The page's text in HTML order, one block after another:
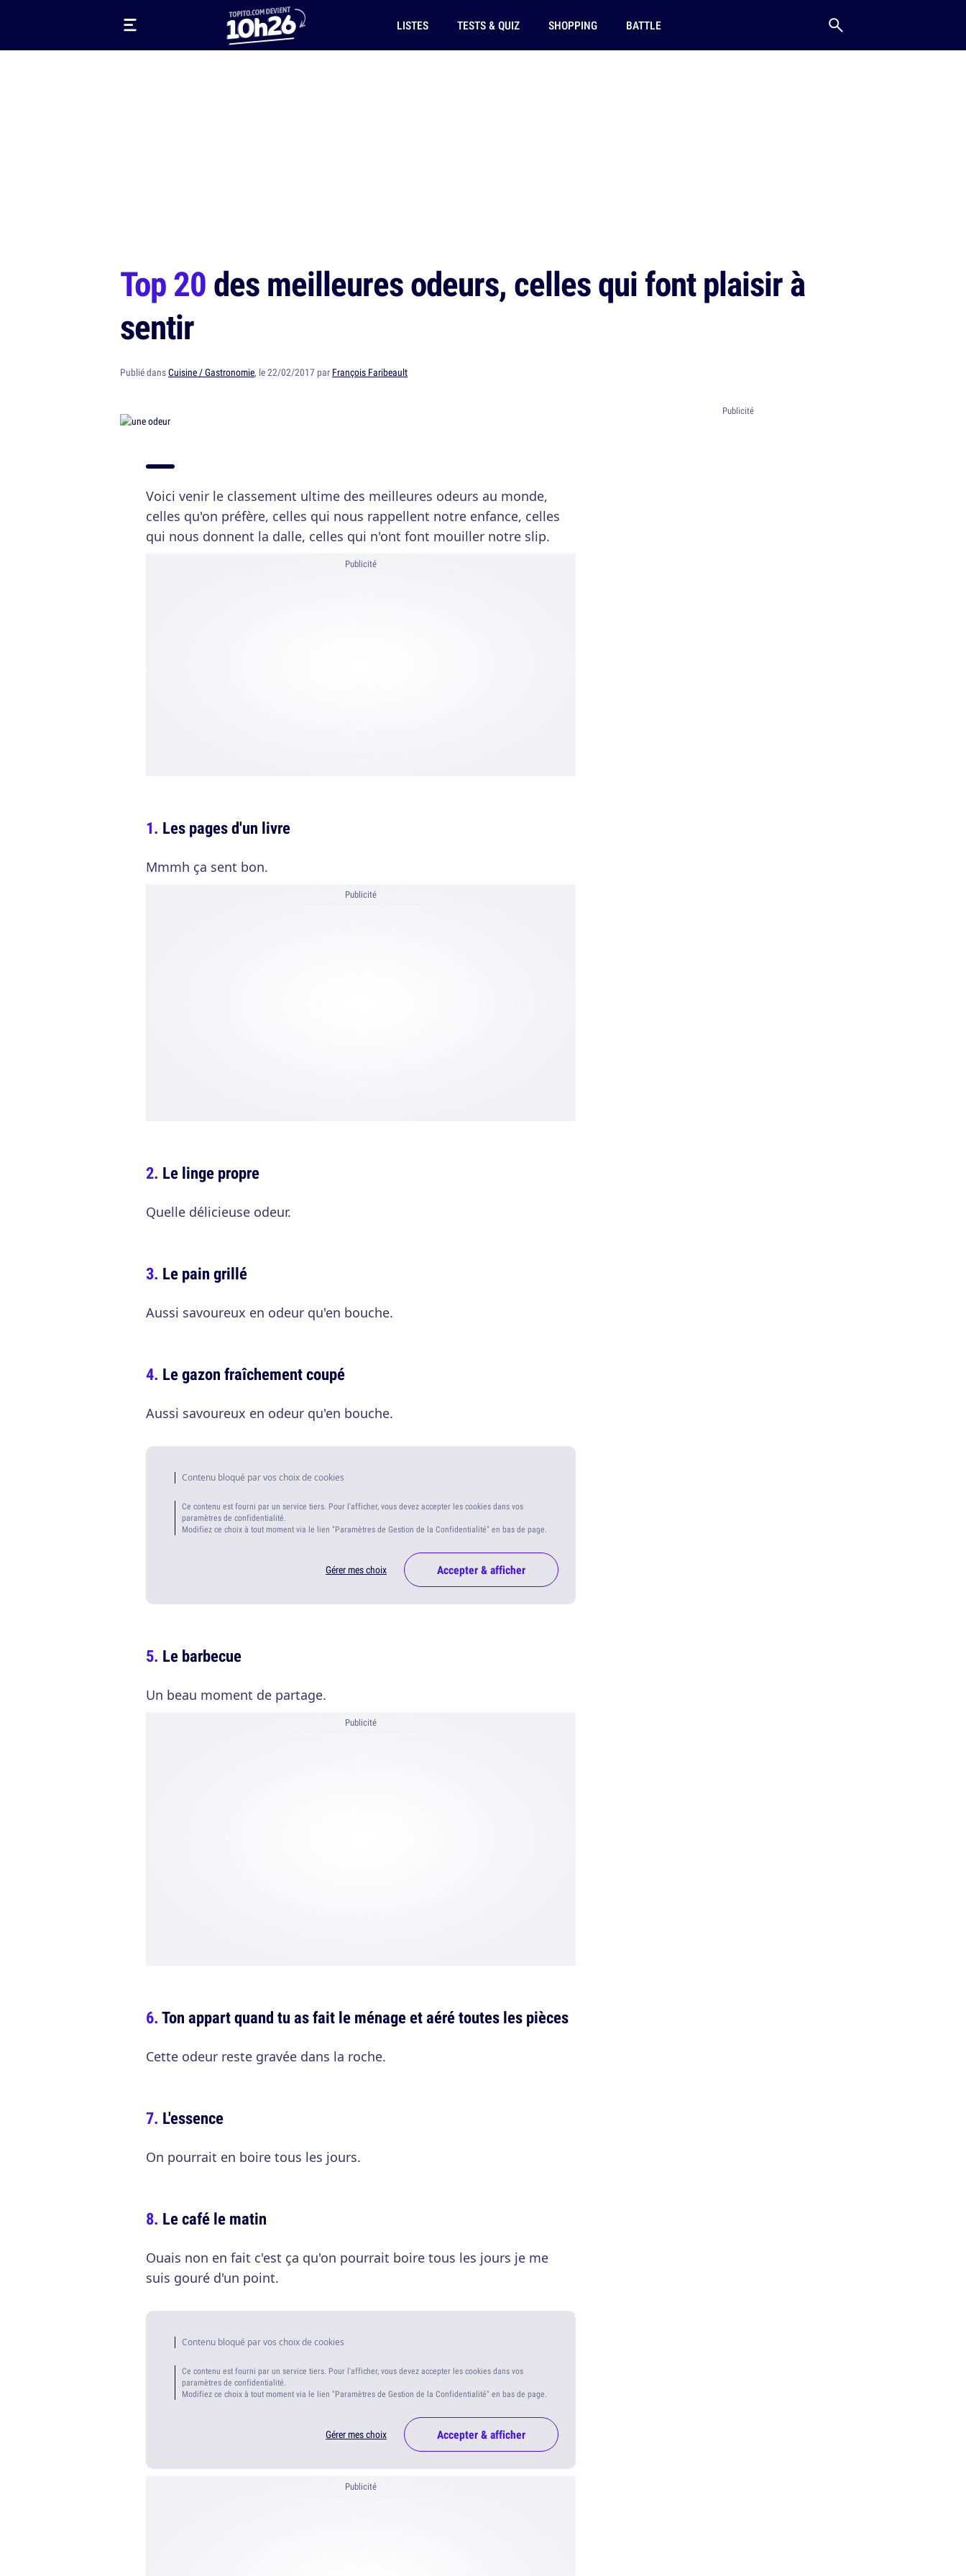
LISTES TESTS & QUIZ SHOPPING BATTLE
Top 20des meilleures odeurs, celles qui font plaisir à
sentir
Publié dansCuisine / Gastronomie, le 22/02/2017 par François Faribeault
Voici venir le classement ultime des meilleures odeurs au monde,
celles qu'on préfère, celles qui nous rappellent notre enfance, celles
qui nous donnent la dalle, celles qui n'ont font mouiller notre slip.
Publicité
Les pages d'un livre
Mmmh ça sent bon.
Publicité
Le linge propre
Quelle délicieuse odeur.
Le pain grillé
Aussi savoureux en odeur qu'en bouche.
Le gazon fraîchement coupé
Aussi savoureux en odeur qu'en bouche.
Contenu bloqué par vos choix de cookies
Ce contenu est fourni par un service tiers. Pour l'afficher, vous devez accepter les cookies dans vos
paramètres de confidentialité.
Modifiez ce choix à tout moment via le lien "Paramètres de Gestion de la Confidentialité" en bas de page.
Gérer mes choix Accepter & afficher
Le barbecue
Un beau moment de partage.
Publicité
Ton appart quand tu as fait le ménage et aéré toutes les pièces
Cette odeur reste gravée dans la roche.
L'essence
On pourrait en boire tous les jours.
Le café le matin
Ouais non en fait c'est ça qu'on pourrait boire tous les jours je me
suis gouré d'un point.
Contenu bloqué par vos choix de cookies
Ce contenu est fourni par un service tiers. Pour l'afficher, vous devez accepter les cookies dans vos
paramètres de confidentialité.
Modifiez ce choix à tout moment via le lien "Paramètres de Gestion de la Confidentialité" en bas de page.
Gérer mes choix Accepter & afficher
Publicité